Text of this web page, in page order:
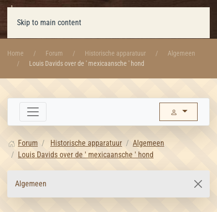
Skip to main content
Home Forum Historische apparatuur
Algemeen
Louis Davids over de ' mexicaansche ' hond
Forum Historische apparatuur
Algemeen
Louis Davids over de ' mexicaansche ' hond
Algemeen